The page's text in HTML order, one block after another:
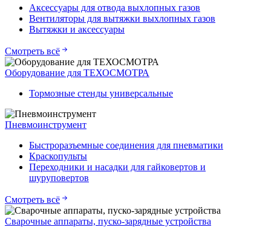
Аксессуары для отвода выхлопных газов
Вентиляторы для вытяжки выхлопных газов
Вытяжки и аксессуары
Смотреть всё
Оборудование для ТЕХОСМОТРА
Тормозные стенды универсальные
Пневмоинструмент
Быстроразъемные соединения для пневматики
Краскопульты
Переходники и насадки для гайковертов и
шуруповертов
Смотреть всё
Сварочные аппараты, пуско-зарядные устройства